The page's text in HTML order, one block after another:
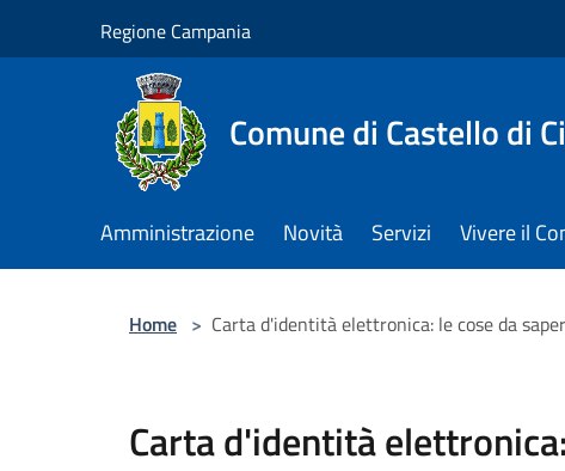
Regione Campania
Comune di Castello di
Amministrazione Novità Servizi Vivere il
Home > Carta d'identità elettronica: le cose da
Carta d'identità